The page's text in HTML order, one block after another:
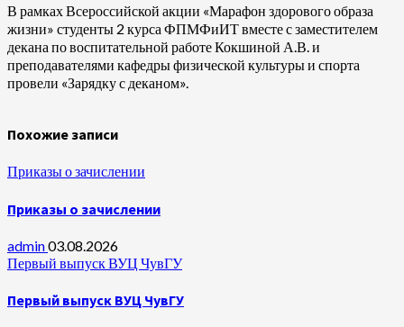
В рамках Всероссийской акции «Марафон здорового образа
жизни» студенты 2 курса ФПМФиИТ вместе с заместителем
декана по воспитательной работе Кокшиной А.В. и
преподавателями кафедры физической культуры и спорта
провели «Зарядку с деканом».
Похожие записи
Приказы о зачислении
Приказы о зачислении
admin03.08.2026
Первый выпуск ВУЦ ЧувГУ
Первый выпуск ВУЦ ЧувГУ